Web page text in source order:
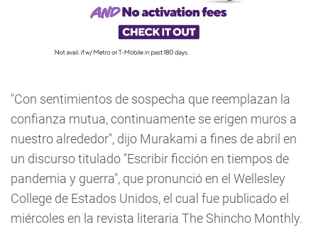
"Con sentimientos de sospecha que reemplazan la
confianza mutua, continuamente se erigen muros a
nuestro alrededor", dijo Murakami a fines de abril en
un discurso titulado "Escribir ficción en tiempos de
pandemia y guerra", que pronunció en el Wellesley
College de Estados Unidos, el cual fue publicado el
miércoles en la revista literaria The Shincho Monthly.